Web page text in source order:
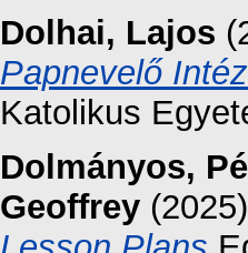
Dolhai, Lajos
Papnevelő
Katolikus
Dolmányos,
Geoffrey (2025)